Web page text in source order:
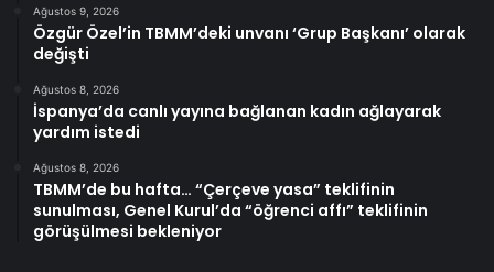
Ağustos 9, 2026
Özgür Özel’in TBMM’deki unvanı ‘Grup Başkanı’ olarak
değişti
Ağustos 8, 2026
İspanya’da canlı yayına bağlanan kadın ağlayarak
yardım istedi
Ağustos 8, 2026
TBMM’de bu hafta… “Çerçeve yasa” teklifinin
sunulması, Genel Kurul’da “öğrenci affı” teklifinin
görüşülmesi bekleniyor